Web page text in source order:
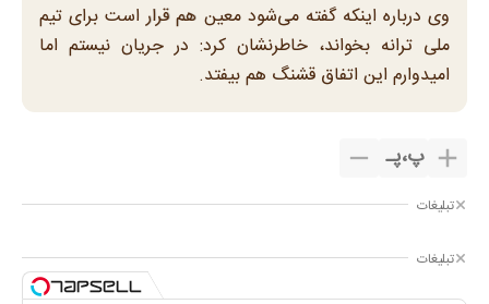
وی درباره اینکه گفته می‌شود معین هم قرار است برای تیم
ملی ترانه بخواند، خاطرنشان کرد: در جریان نیستم اما
امیدوارم این اتفاق قشنگ هم بیفتد.
پ،پـ
تبلیغات
تبلیغات